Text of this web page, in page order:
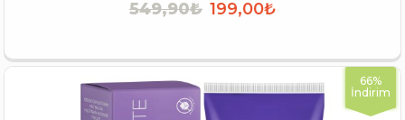
549,90₺ 199,00₺
66%
İndirim